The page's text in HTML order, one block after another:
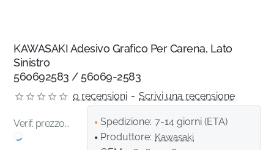
KAWASAKI Adesivo Grafico Per Carena, Lato
Sinistro
560692583 / 56069-2583
0 recensioni - Scrivi una recensione
Verif. prezzo... Spedizione: 7-14 giorni (ETA)
Produttore: Kawasaki